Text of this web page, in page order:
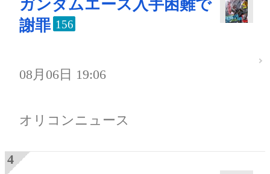
ガンダムエース入手困難で
謝罪 156
08月06日 19:06
オリコンニュース